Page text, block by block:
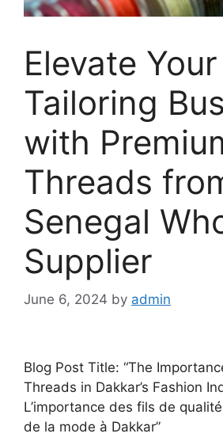
Elevate Your
Tailoring
with
Threads
Senegal
Supplier
June 6, 2024 by admin
Blog Post Title: “The
Threads in Dakkar’s Fashion
L’importance des fils de
de la mode à Dakkar”